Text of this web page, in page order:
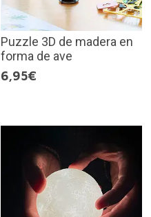
Puzzle 3D de madera en
forma de ave
6,95€